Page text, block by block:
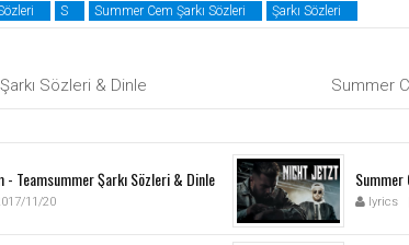
S Summer Cem Şarkı Sözleri Şarkı Sözleri
Sözleri & Dinle Summer
- Teamsummer Şarkı Sözleri & Dinle
11/20
Summer
lyrics